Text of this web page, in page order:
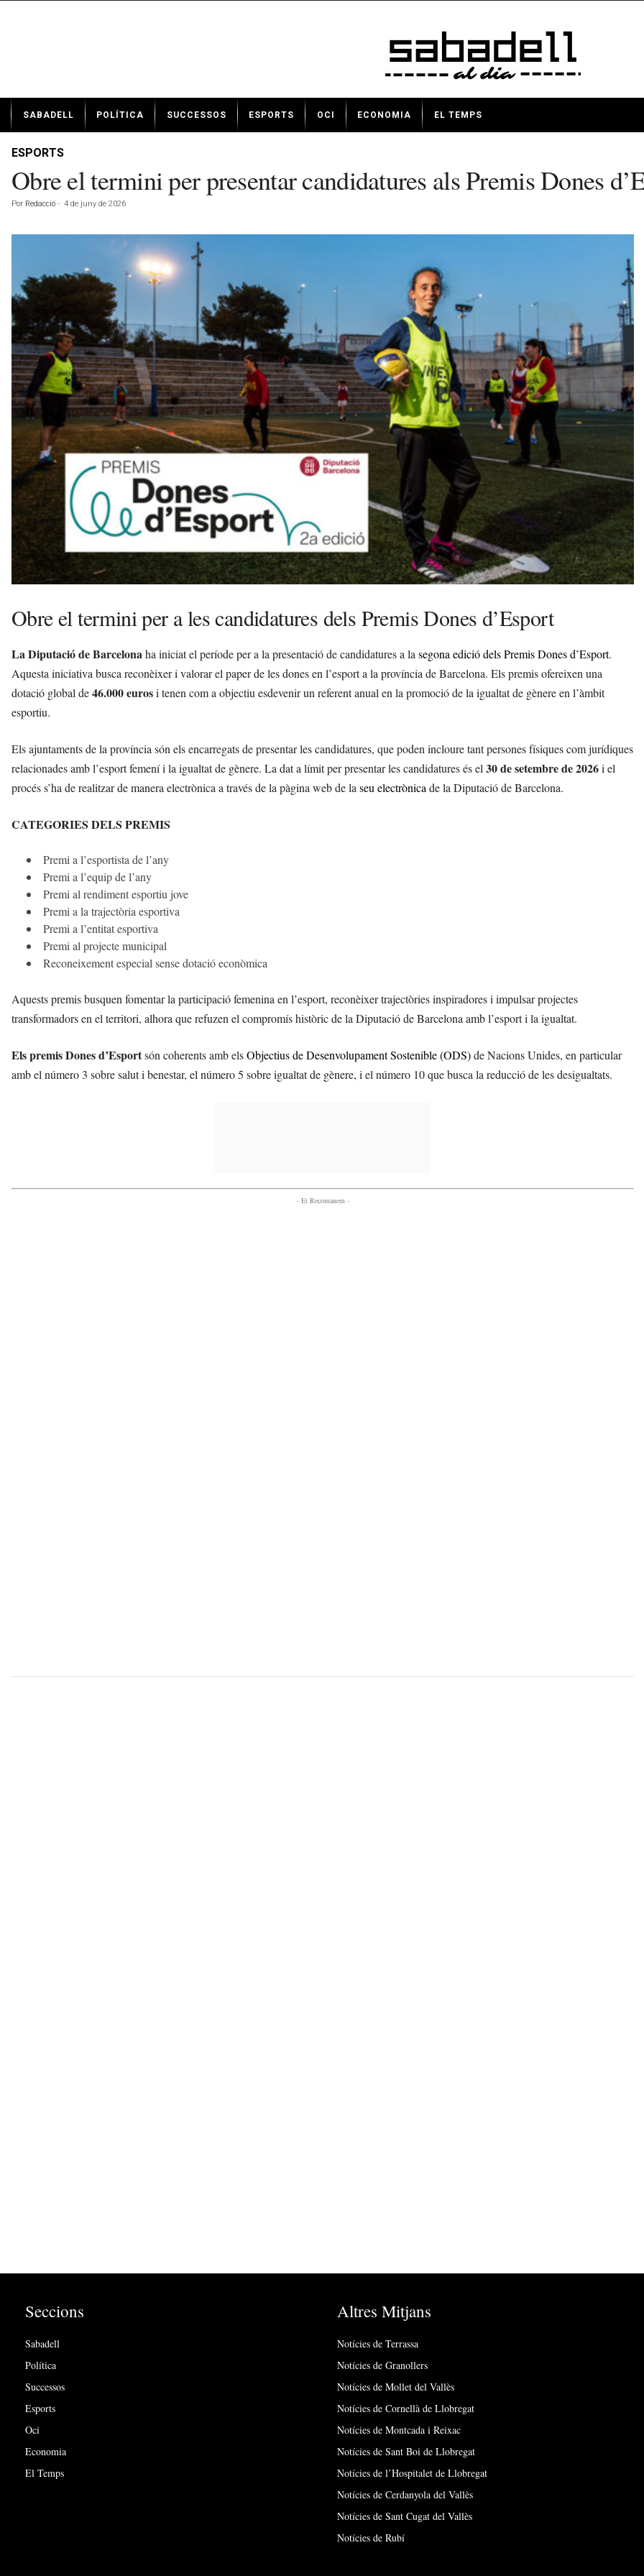
t
SABADELL POLÍTICA SUCCESSOS ESPORTS OCI ECONOMIA EL TEMPS
ESPORTS
Obre el termini per presentar candidatures als Premis Dones
Por Redacció - 4 de juny de 2026
Obre el termini per a les candidatures dels Premis Dones d’Esport
La Diputació de Barcelonaha iniciat el període per a la presentació de candidatures a lasegona edició dels Premis Dones d’Esport.
Aquesta iniciativa busca reconèixer i valorar el paper de les dones en l’esport a la província de Barcelona. Els premis ofereixen una
dotació global de46.000 eurosi tenen com a objectiu esdevenir un referent anual en la promoció de la igualtat de gènere en l’àmbit
esportiu.
Els ajuntaments de la província són els encarregats de presentar les candidatures, que poden incloure tant persones físiques com jurídiques
relacionades amb l’esport femení i la igualtat de gènere. La dat a límit per presentar les candidatures és el30 de setembre de 2026i el
procés s’ha de realitzar de manera electrònica a través de la pàgina web de laseu electrònicade la Diputació de Barcelona.
CATEGORIES DELS PREMIS
Premi a l’esportista de l’any
Premi a l’equip de l’any
Premi al rendiment esportiu jove
Premi a la trajectòria esportiva
Premi a l’entitat esportiva
Premi al projecte municipal
Reconeixement especial sense dotació econòmica
Aquests premis busquen fomentar la participació femenina en l’esport, reconèixer trajectòries inspiradores i impulsar projectes
transformadors en el territori, alhora que refuzen el compromís històric de la Diputació de Barcelona amb l’esport i la igualtat.
Els premis Dones d’Esportsón coherents amb elsObjectius de Desenvolupament Sostenible (ODS)de Nacions Unides, en particular
amb el número 3 sobre salut i benestar, el número 5 sobre igualtat de gènere, i el número 10 que busca la reducció de les desigualtats.
- Et Recomanem -
Seccions
Sabadell
Política
Successos
Esports
Oci
Economia
El Temps
Altres Mitjans
Notícies de Terrassa
Notícies de Granollers
Notícies de Mollet del Vallès
Notícies de Cornellà de Llobregat
Notícies de Montcada i Reixac
Notícies de Sant Boi de Llobregat
Notícies de l’Hospitalet de Llobregat
Notícies de Cerdanyola del Vallès
Notícies de Sant Cugat del Vallès
Notícies de Rubí